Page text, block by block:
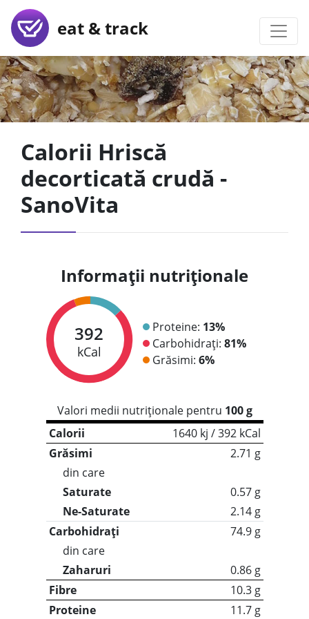
eat & track
Calorii Hriscă
decorticată crudă -
SanoVita
Informații nutriționale
392
kCal
Proteine: 13%
Carbohidrați: 81%
Grăsimi: 6%
Valori medii nutriționale pentru 100 g
Calorii
1640 kj / 392 kCal
Grăsimi
2.71 g
din care
Saturate
0.57 g
Ne-Saturate
2.14 g
Carbohidrați
74.9 g
din care
Zaharuri
0.86 g
Fibre
10.3 g
Proteine
11.7 g